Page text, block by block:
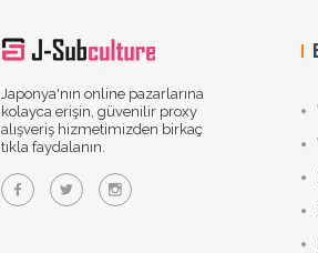
Japonya'nın online pazarlarına
kolayca erişin, güvenilir proxy
alışveriş hizmetimizden birkaç
tıkla faydalanın.